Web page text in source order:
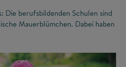
Die berufsbildenden Schulen sind
Mauerblümchen. Dabei haben